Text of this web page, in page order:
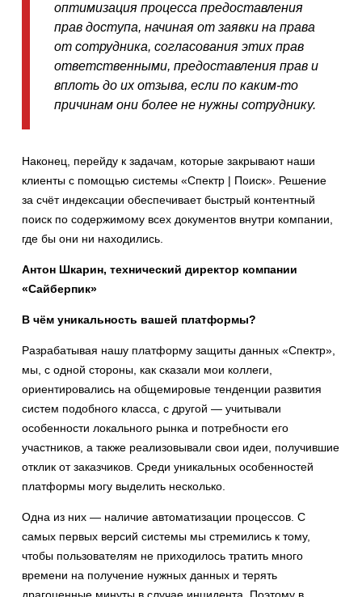
оптимизация процесса предоставления
прав доступа, начиная от заявки на права
от сотрудника, согласования этих прав
ответственными, предоставления прав и
вплоть до их отзыва, если по каким-то
причинам они более не нужны сотруднику.
Наконец, перейду к задачам, которые закрывают наши
клиенты с помощью системы «Спектр | Поиск». Решение
за счёт индексации обеспечивает быстрый контентный
поиск по содержимому всех документов внутри компании,
где бы они ни находились.
Антон Шкарин, технический директор компании
«Сайберпик»
В чём уникальность вашей платформы?
Разрабатывая нашу платформу защиты данных «Спектр»,
мы, с одной стороны, как сказали мои коллеги,
ориентировались на общемировые тенденции развития
систем подобного класса, с другой — учитывали
особенности локального рынка и потребности его
участников, а также реализовывали свои идеи, получившие
отклик от заказчиков. Среди уникальных особенностей
платформы могу выделить несколько.
Одна из них — наличие автоматизации процессов. С
самых первых версий системы мы стремились к тому,
чтобы пользователям не приходилось тратить много
времени на получение нужных данных и терять
драгоценные минуты в случае инцидента. Поэтому в